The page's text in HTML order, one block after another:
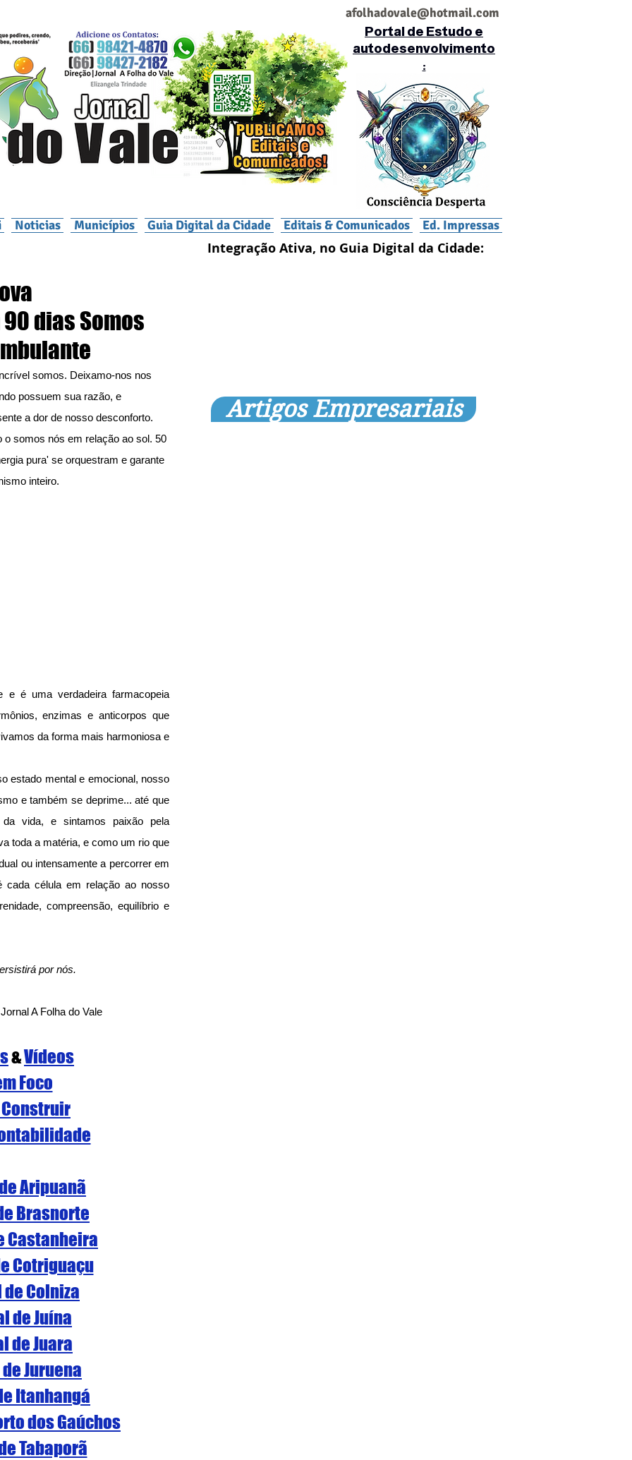
afolhadovale@hotmail.com
Portal de Estudo e
autodesenvolvimento
:
Noticias Municípios Guia Digital da Cidade Editais & Comunicados Ed. Impressas
dias Somos
somos. Deixamo-nos nos
possuem sua razão, e
a dor de nosso desconforto.
somos nós em relação ao sol. 50
pura' se orquestram e garante
inteiro.
e é uma verdadeira farmacopeia
enzimas e anticorpos que
da forma mais harmoniosa e
estado mental e emocional, nosso
e também se deprime... até que
vida, e sintamos paixão pela
toda a matéria, e como um rio que
ou intensamente a percorrer em
célula em relação ao nosso
compreensão, equilíbrio e
por nós.
A Folha do Vale
& Vídeos
Foco
Aripuanã
Brasnorte
Castanheira
Cotriguaçu
Colniza
de Juína
de Juara
Juruena
Itanhangá
dos Gaúchos
Tabaporã
Integração Ativa, no Guia Digital da Cidade:
Artigos Empresariais